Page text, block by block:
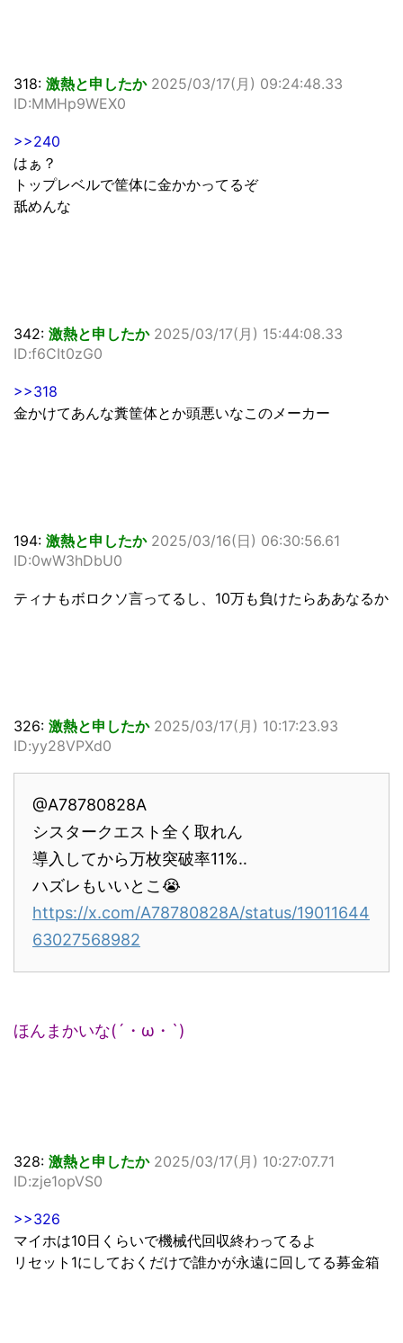
318: 激熱と申したか 2025/03/17(月) 09:24:48.33
ID:MMHp9WEX0
>>240
はぁ？
トップレベルで筐体に金かかってるぞ
舐めんな
342: 激熱と申したか 2025/03/17(月) 15:44:08.33
ID:f6CIt0zG0
>>318
金かけてあんな糞筐体とか頭悪いなこのメーカー
194: 激熱と申したか 2025/03/16(日) 06:30:56.61
ID:0wW3hDbU0
ティナもボロクソ言ってるし、10万も負けたらああなるか
326: 激熱と申したか 2025/03/17(月) 10:17:23.93
ID:yy28VPXd0
@A78780828A
シスタークエスト全く取れん
導入してから万枚突破率11%‥
ハズレもいいとこ😭
https://x.com/A78780828A/status/19011644
63027568982
ほんまかいな(´・ω・`)
328: 激熱と申したか 2025/03/17(月) 10:27:07.71
ID:zje1opVS0
>>326
マイホは10日くらいで機械代回収終わってるよ
リセット1にしておくだけで誰かが永遠に回してる募金箱